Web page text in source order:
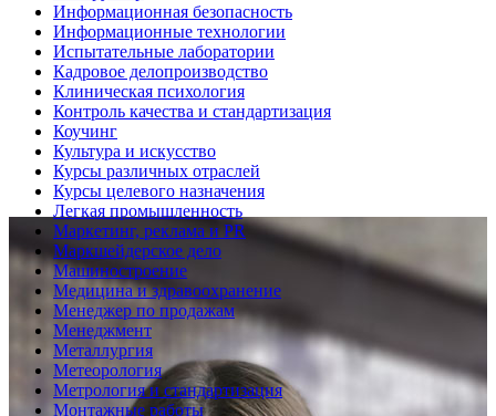
Информационная безопасность
Информационные технологии
Испытательные лаборатории
Кадровое делопроизводство
Клиническая психология
Контроль качества и стандартизация
Коучинг
Культура и искусство
Курсы различных отраслей
Курсы целевого назначения
Легкая промышленность
Маркетинг, реклама и PR
Маркшейдерское дело
Машиностроение
Медицина и здравоохранение
Менеджер по продажам
Менеджмент
Металлургия
Метеорология
Метрология и стандартизация
Монтажные работы